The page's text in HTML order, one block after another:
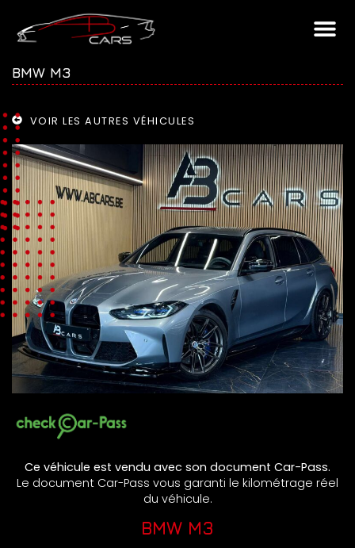
BMW M3
VOIR LES AUTRES VÉHICULES
Ce véhicule est vendu avec son document Car-Pass.
Le document Car-Pass vous garanti le kilométrage réel
du véhicule.
BMW M3